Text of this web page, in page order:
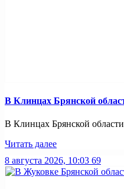
В Клинцах Брянской
В Клинцах Брянской
Читать далее
8 августа 2026, 10:03 69